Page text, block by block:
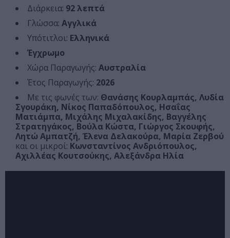
Διάρκεια: 92 λεπτά
Γλώσσα: Αγγλικά
Υπότιτλοι: Ελληνικά
Έγχρωμο
Χώρα Παραγωγής: Αυστραλία
Έτος Παραγωγής: 2026
Με τις φωνές των: Θανάσης Κουρλαμπάς, Λυδία
Σγουράκη, Νίκος Παπαδόπουλος, Ησαΐας
Ματιάμπα, Μιχάλης Μιχαλακίδης, Βαγγέλης
Στρατηγάκος, Βούλα Κώστα, Γιώργος Σκουφής,
Λητώ Αμπατζή, Έλενα Δελακούρα, Μαρία Ζερβού
και οι μικροί: Κωνσταντίνος Ανδριόπουλος,
Αχιλλέας Κουτσούκης, Αλεξάνδρα Ηλία